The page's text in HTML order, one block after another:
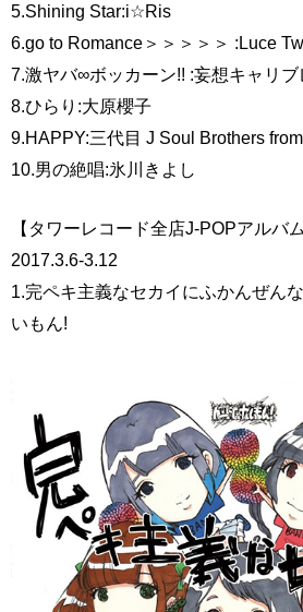
5.Shining Star:i☆Ris
6.go to Romance＞＞＞＞＞ :Luce
7.激ヤバ∞ボッカーン!! :妄想キャリブ
8.ひらり:大原櫻子
9.HAPPY:三代目 J Soul Brothers
10.男の絶唱:氷川きよし
【タワーレコード全店J-POPアルバ
2017.3.6-3.12
1.完ペキ主義なセカイにふかんぜん
いもん!